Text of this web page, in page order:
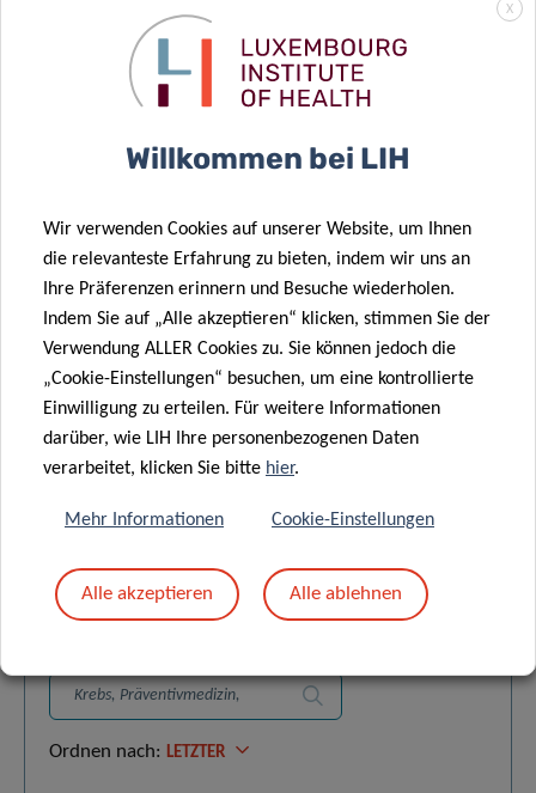
ALISA
PhD Student
ALLES ANZEIGEN
WISSENSCHAFTLICHE
VERÖFFENTLICHUNGEN
Suchen
Ordnen nach: LETZTER
X
Willkommen bei LIH
Wir verwenden Cookies auf unserer Website, um Ihnen
die relevanteste Erfahrung zu bieten, indem wir uns an
Ihre Präferenzen erinnern und Besuche wiederholen.
Indem Sie auf „Alle akzeptieren“ klicken, stimmen Sie der
Verwendung ALLER Cookies zu. Sie können jedoch die
„Cookie-Einstellungen“ besuchen, um eine kontrollierte
Einwilligung zu erteilen. Für weitere Informationen
darüber, wie LIH Ihre personenbezogenen Daten
verarbeitet, klicken Sie bitte hier.
Mehr Informationen Cookie-Einstellungen
Alle akzeptieren Alle ablehnen